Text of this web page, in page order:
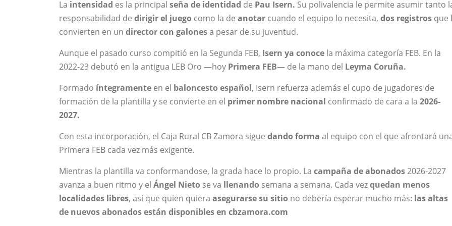
La intensidad es la principal seña de identidad de Pau Isern. Su polivalencia le permite asumir tanto
responsabilidad de dirigir el juego como la de anotar cuando el equipo lo necesita, dos registros que
convierten en un director con galonesa pesar de su juventud.
Aunque el pasado curso compitió en la Segunda FEB, Isern ya conoce la máxima categoría FEB. En la
2022-23 debutó en la antigua LEB Oro —hoy Primera FEB— de la mano del Leyma Coruña.
Formado íntegramente en el baloncesto español, Isern refuerza además el cupo de jugadores de
formación de la plantilla y se convierte en el primer nombre nacional confirmado de cara a la 2026-
2027.
Con esta incorporación, el Caja Rural CB Zamora sigue dando forma al equipo con el que afrontará
Primera FEB cada vez más exigente.
Mientras la plantilla va conformandose, la grada hace lo propio. La campaña de abonados2026-2027
avanza a buen ritmo y el Ángel Nieto se va llenando semana a semana. Cada vezquedan menos
localidades libres, así que quien quiera asegurarse su sitio no debería esperar mucho más: las altas
de nuevos abonados están disponibles en cbzamora.com